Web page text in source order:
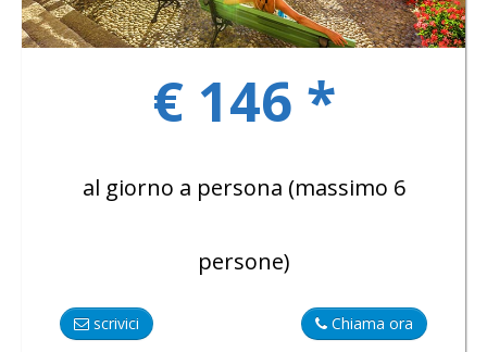
€ 146 *
al giorno a persona (massimo 6
persone)
Chiama ora
scrivici